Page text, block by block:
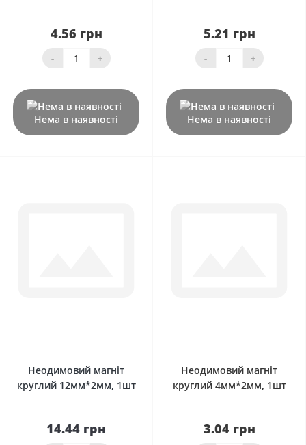
4.56 грн
- +
Нема в наявності
5.21 грн
- +
Нема в наявності
Неодимовий магніт
круглий 12мм*2мм, 1шт
14.44 грн
Неодимовий магніт
круглий 4мм*2мм, 1шт
3.04 грн